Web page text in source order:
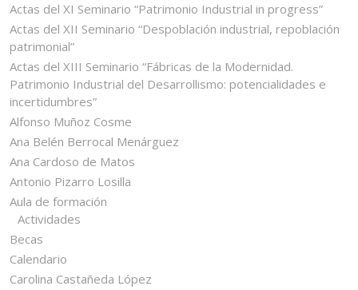
Actas del XI Seminario “Patrimonio Industrial in progress”
Actas del XII Seminario “Despoblación industrial, repoblación
patrimonial”
Actas del XIII Seminario “Fábricas de la Modernidad.
Patrimonio Industrial del Desarrollismo: potencialidades e
incertidumbres”
Alfonso Muñoz Cosme
Ana Belén Berrocal Menárguez
Ana Cardoso de Matos
Antonio Pizarro Losilla
Aula de formación
Actividades
Becas
Calendario
Carolina Castañeda López